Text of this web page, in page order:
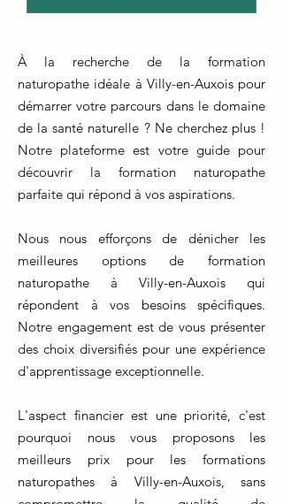
À la recherche de la formation
naturopathe idéale à Villy-en-Auxois pour
démarrer votre parcours dans le domaine
de la santé naturelle ? Ne cherchez plus !
Notre plateforme est votre guide pour
découvrir la formation naturopathe
parfaite qui répond à vos aspirations.
Nous nous efforçons de dénicher les
meilleures options de formation
naturopathe à Villy-en-Auxois qui
répondent à vos besoins spécifiques.
Notre engagement est de vous présenter
des choix diversifiés pour une expérience
d'apprentissage exceptionnelle.
L'aspect financier est une priorité, c'est
pourquoi nous vous proposons les
meilleurs prix pour les formations
naturopathes à Villy-en-Auxois, sans